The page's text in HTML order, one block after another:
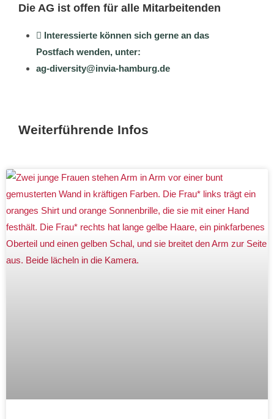
Die AG ist offen für alle Mitarbeitenden
Interessierte können sich gerne an das
Postfach wenden, unter:
ag-diversity@invia-hamburg.de
Weiterführende Infos